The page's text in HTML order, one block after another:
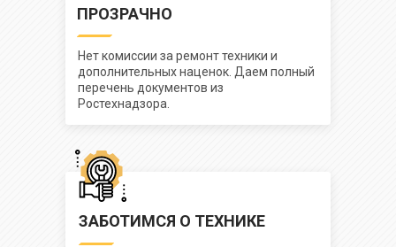
Нет комиссии за ремонт техники и
дополнительных наценок. Даем полный
перечень документов из
Ростехнадзора.
ПРОЗРАЧНО
ЗАБОТИМСЯ О ТЕХНИКЕ